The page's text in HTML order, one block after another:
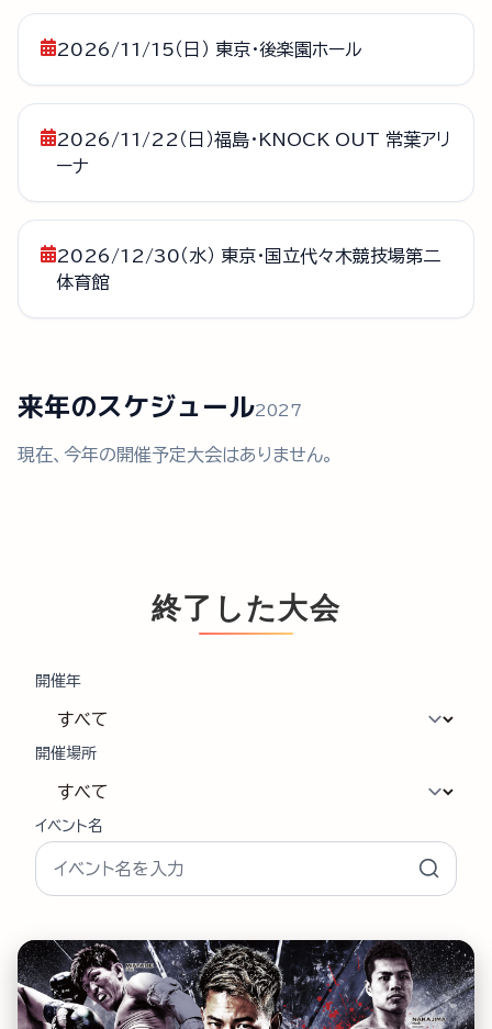
2026/11/15（日） 東京・後楽園ホール
2026/11/22（日）福島・KNOCK OUT 常葉アリ
ーナ
2026/12/30（水） 東京・国立代々木競技場第二
体育館
来年のスケジュール2027
現在、今年の開催予定大会はありません。
終了した大会
開催年
開催場所
イベント名